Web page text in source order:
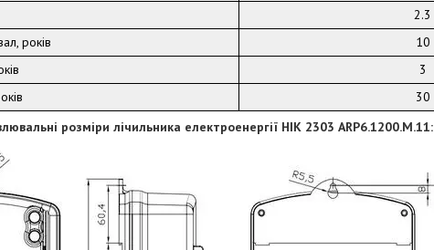
2.3
років
10
3
30
розміри лічильника електроенергії НІК 2303 ARP6.1200.M.11: